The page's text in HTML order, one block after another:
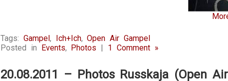
Tags: Gampel, Ich+Ich,Open Air Gampel
Posted in Events, Photos | 1 Comment »
20.08.2011 – Photos Russkaja (Open